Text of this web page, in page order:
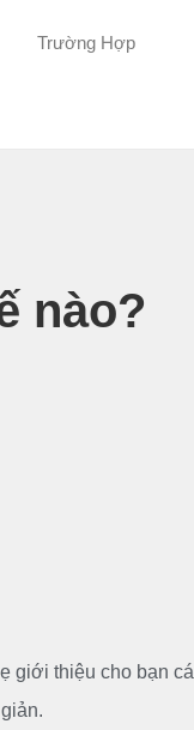
Trường Hợp
nào?
giới thiệu cho bạn